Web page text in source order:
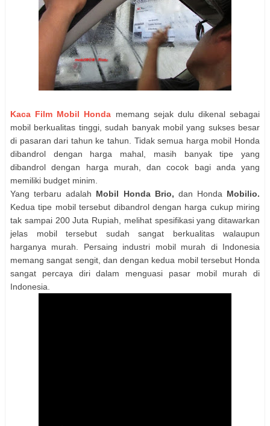
Kaca Film Mobil Honda memang sejak dulu dikenal sebagai
mobil berkualitas tinggi, sudah banyak mobil yang sukses besar
di pasaran dari tahun ke tahun. Tidak semua harga mobil Honda
dibandrol dengan harga mahal, masih banyak tipe yang
dibandrol dengan harga murah, dan cocok bagi anda yang
memiliki budget minim.
Yang terbaru adalah Mobil Honda Brio, dan Honda Mobilio.
Kedua tipe mobil tersebut dibandrol dengan harga cukup miring
tak sampai 200 Juta Rupiah, melihat spesifikasi yang ditawarkan
jelas mobil tersebut sudah sangat berkualitas walaupun
harganya murah. Persaing industri mobil murah di Indonesia
memang sangat sengit, dan dengan kedua mobil tersebut Honda
sangat percaya diri dalam menguasi pasar mobil murah di
Indonesia.